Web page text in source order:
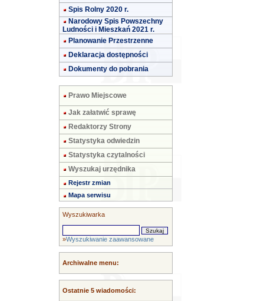
Spis Rolny 2020 r.
Narodowy Spis Powszechny
Ludności i Mieszkań 2021 r.
Planowanie Przestrzenne
Deklaracja dostępności
Dokumenty do pobrania
Prawo Miejscowe
Jak załatwić sprawę
Redaktorzy Strony
Statystyka odwiedzin
Statystyka czytalności
Wyszukaj urzędnika
Rejestr zmian
Mapa serwisu
Wyszukiwarka
»Wyszukiwanie zaawansowane
Archiwalne menu:
Ostatnie 5 wiadomości: